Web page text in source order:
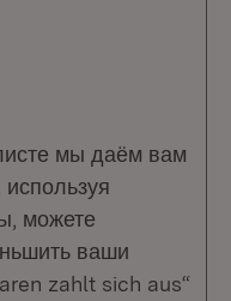
мы даём вам
можете
ваши
zahlt sich aus“